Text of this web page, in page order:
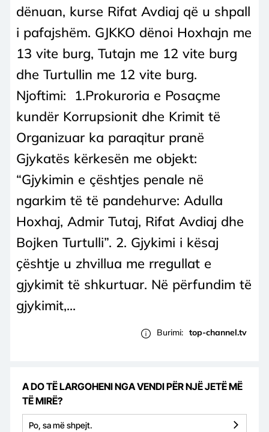
dënuan, kurse Rifat Avdiaj që u shpall
i pafajshëm. GJKKO dënoi Hoxhajn me
13 vite burg, Tutajn me 12 vite burg
dhe Turtullin me 12 vite burg.
Njoftimi: 1.Prokuroria e Posaçme
kundër Korrupsionit dhe Krimit të
Organizuar ka paraqitur pranë
Gjykatës kërkesën me objekt:
“Gjykimin e çështjes penale në
ngarkim të të pandehurve: Adulla
Hoxhaj, Admir Tutaj, Rifat Avdiaj dhe
Bojken Turtulli”. 2. Gjykimi i kësaj
ҫështje u zhvillua me rregullat e
gjykimit të shkurtuar. Në përfundim të
gjykimit,...
Burimi: top-channel.tv
A DO TË LARGOHENI NGA VENDI PËR NJË JETË MË
TË MIRË?
Po, sa më shpejt.